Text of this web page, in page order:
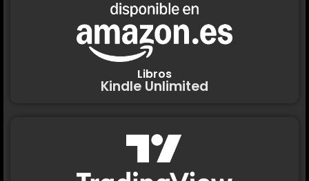
Libros
Kindle Unlimited